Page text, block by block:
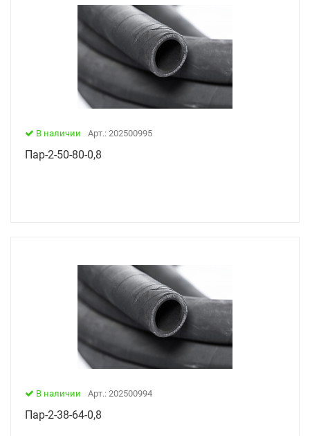
В наличии Арт.: 202500995
Пар-2-50-80-0,8
В наличии Арт.: 202500994
Пар-2-38-64-0,8